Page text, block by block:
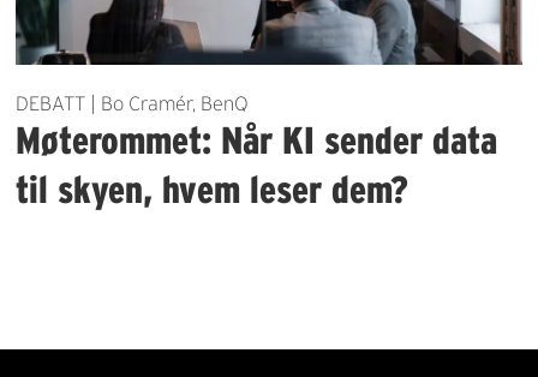
DEBATT | Bo Cramér, BenQ
Møterommet: Når KI sender data
til skyen, hvem leser dem?